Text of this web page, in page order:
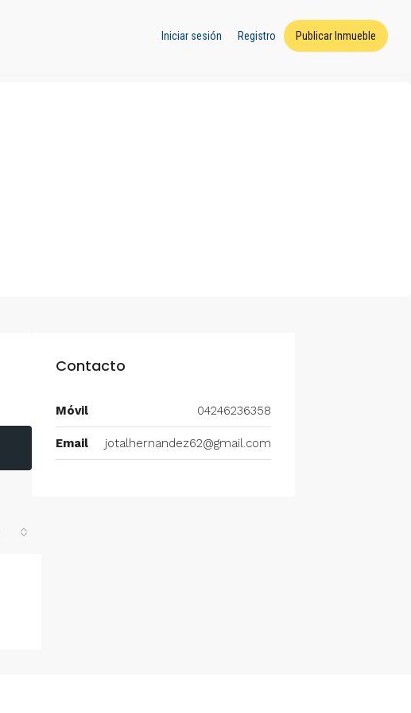
Iniciar sesión Registro Publicar Inmueble
Contacto
Móvil 04246236358
Email jotalhernandez62@gmail.com